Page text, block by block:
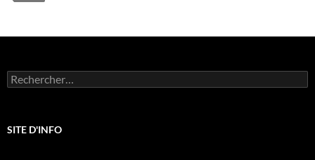
Rechercher :
SITE D'INFO